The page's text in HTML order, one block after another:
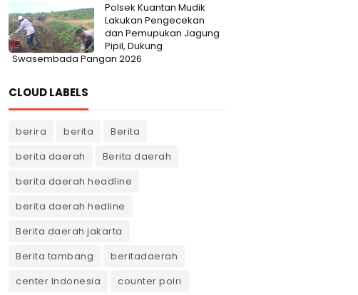
Polsek Kuantan Mudik
Lakukan Pengecekan
dan Pemupukan Jagung
Pipil, Dukung
Swasembada Pangan 2026
CLOUD LABELS
berira berita
Berita
berita daerah
Berita daerah
berita daerah headline
berita daerah hedline
Berita daerah jakarta
Berita tambang
beritadaerah
center Indonesia
counter polri